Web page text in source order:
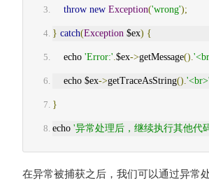
throw new Exception('wrong');
} catch(Exception $ex) {
    echo
'Error:'.$ex->getMessage().
    echo $ex
->getTraceAsString().'<br>'
}
echo '异常处理后，继续执行其他代
在异常被捕获之后，我们可以通过异常